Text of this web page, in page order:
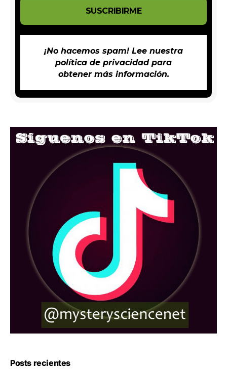
¡No hacemos spam! Lee nuestra
política de privacidadpara
obtener más información.
Posts recientes